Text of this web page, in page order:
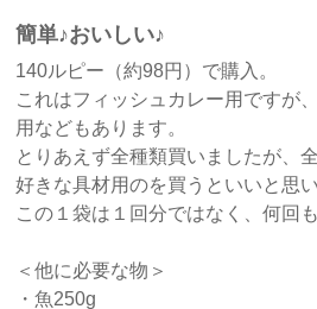
簡単♪おいしい♪
140ルピー（約98円）で購入。
これはフィッシュカレー用ですが
用などもあります。
とりあえず全種類買いましたが、
好きな具材用のを買うといいと思い
この１袋は１回分ではなく、何回
＜他に必要な物＞
・魚250g